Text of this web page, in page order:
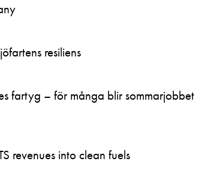
resiliens
fartyg – för många blir sommarjobbet
revenues into clean fuels